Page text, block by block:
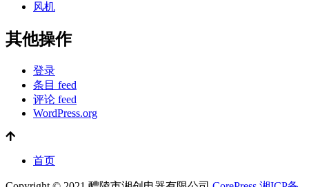
风机
其他操作
登录
条目 feed
评论 feed
WordPress.org
首页